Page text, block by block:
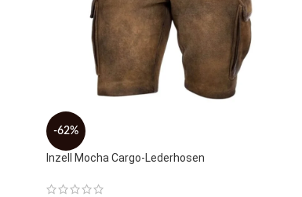
-62%
Inzell Mocha Cargo-Lederhosen